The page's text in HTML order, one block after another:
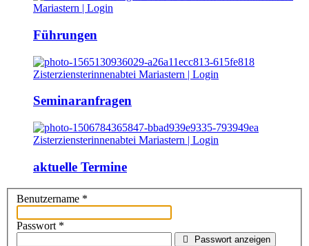
Führungen
Seminaranfragen
aktuelle Termine
Benutzername *
Passwort *
Passwort anzeigen